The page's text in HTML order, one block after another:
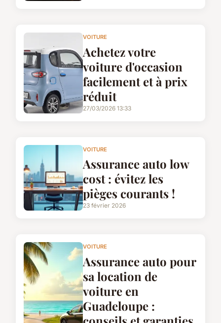
VOITURE
Achetez votre
voiture d'occasion
facilement et à prix
réduit
27/03/2026 13:33
VOITURE
Assurance auto low
cost : évitez les
pièges courants !
23 février 2026
VOITURE
Assurance auto pour
sa location de
voiture en
Guadeloupe :